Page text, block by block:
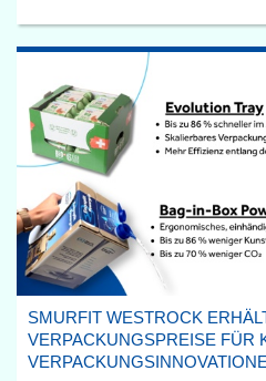
SMURFIT WESTROCK
VERPACKUNGSPREISE FÜR